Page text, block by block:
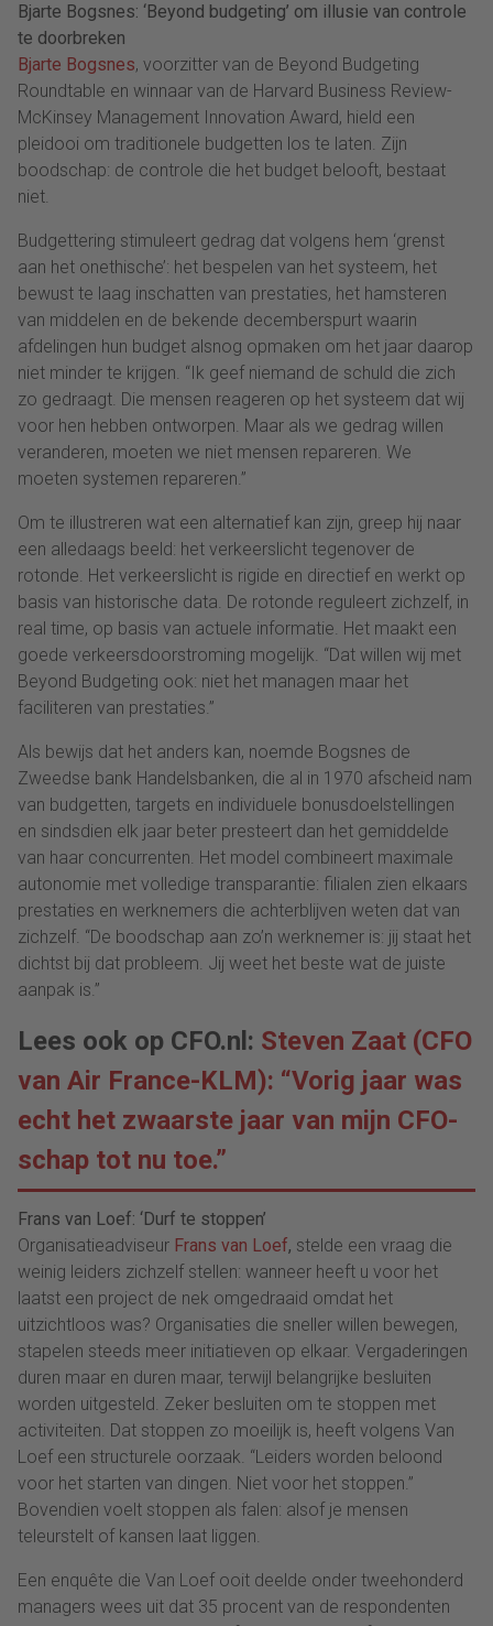
Bjarte Bogsnes: ‘Beyond budgeting’ om illusie van controle
te doorbreken
Bjarte Bogsnes, voorzitter van de Beyond Budgeting
Roundtable en winnaar van de Harvard Business Review-
McKinsey Management Innovation Award, hield een
pleidooi om traditionele budgetten los te laten. Zijn
boodschap: de controle die het budget belooft, bestaat
niet.
Budgettering stimuleert gedrag dat volgens hem ‘grenst
aan het onethische’: het bespelen van het systeem, het
bewust te laag inschatten van prestaties, het hamsteren
van middelen en de bekende decemberspurt waarin
afdelingen hun budget alsnog opmaken om het jaar daarop
niet minder te krijgen. “Ik geef niemand de schuld die zich
zo gedraagt. Die mensen reageren op het systeem dat wij
voor hen hebben ontworpen. Maar als we gedrag willen
veranderen, moeten we niet mensen repareren. We
moeten systemen repareren.”
Om te illustreren wat een alternatief kan zijn, greep hij naar
een alledaags beeld: het verkeerslicht tegenover de
rotonde. Het verkeerslicht is rigide en directief en werkt op
basis van historische data. De rotonde reguleert zichzelf, in
real time, op basis van actuele informatie. Het maakt een
goede verkeersdoorstroming mogelijk. “Dat willen wij met
Beyond Budgeting ook: niet het managen maar het
faciliteren van prestaties.”
Als bewijs dat het anders kan, noemde Bogsnes de
Zweedse bank Handelsbanken, die al in 1970 afscheid nam
van budgetten, targets en individuele bonusdoelstellingen
en sindsdien elk jaar beter presteert dan het gemiddelde
van haar concurrenten. Het model combineert maximale
autonomie met volledige transparantie: filialen zien elkaars
prestaties en werknemers die achterblijven weten dat van
zichzelf. “De boodschap aan zo’n werknemer is: jij staat het
dichtst bij dat probleem. Jij weet het beste wat de juiste
aanpak is.”
Lees ook op CFO.nl: Steven Zaat (CFO
van Air France-KLM): “Vorig jaar was
echt het zwaarste jaar van mijn CFO-
schap tot nu toe.”
Frans van Loef: ‘Durf te stoppen’
Organisatieadviseur Frans van Loef, stelde een vraag die
weinig leiders zichzelf stellen: wanneer heeft u voor het
laatst een project de nek omgedraaid omdat het
uitzichtloos was? Organisaties die sneller willen bewegen,
stapelen steeds meer initiatieven op elkaar. Vergaderingen
duren maar en duren maar, terwijl belangrijke besluiten
worden uitgesteld. Zeker besluiten om te stoppen met
activiteiten. Dat stoppen zo moeilijk is, heeft volgens Van
Loef een structurele oorzaak. “Leiders worden beloond
voor het starten van dingen. Niet voor het stoppen.”
Bovendien voelt stoppen als falen: alsof je mensen
teleurstelt of kansen laat liggen.
Een enquête die Van Loef ooit deelde onder tweehonderd
managers wees uit dat 35 procent van de respondenten